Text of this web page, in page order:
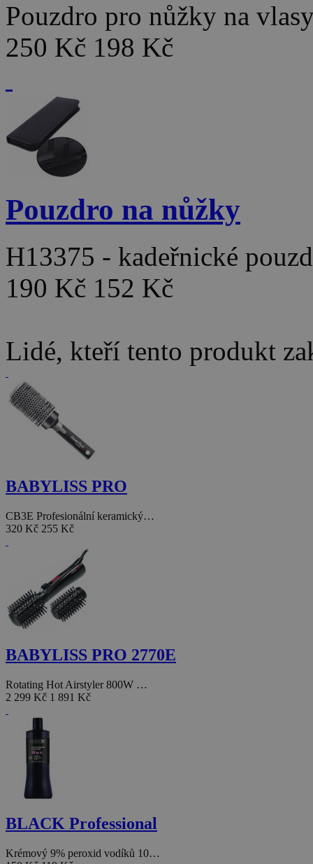
Pouzdro pro nůžky na
250 Kč 198 Kč
Pouzdro na nůžky
H13375 - kadeřnické
190 Kč 152 Kč
Lidé, kteří tento produkt
BABYLISS PRO
CB3E Profesionální keramický…
320 Kč 255 Kč
BABYLISS PRO 2770E
Rotating Hot Airstyler 800W …
2 299 Kč 1 891 Kč
BLACK Professional
Krémový 9% peroxid vodíků 10…